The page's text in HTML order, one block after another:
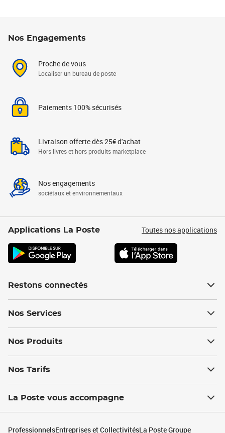
Nos Engagements
Proche de vous
Localiser un bureau de poste
Paiements 100% sécurisés
Livraison offerte dès 25€ d'achat
Hors livres et hors produits marketplace
Nos engagements
sociétaux et environnementaux
Applications La Poste Toutes nos applications
Restons connectés
Nos Services
Nos Produits
Nos Tarifs
La Poste vous accompagne
ProfessionnelsEntreprises et CollectivitésLa Poste Groupe